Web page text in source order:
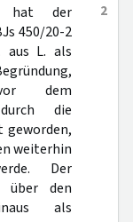
2
hat der
450/20-2
aus L. als
dem
die
geworden,
weiterhin
Der
über den
als